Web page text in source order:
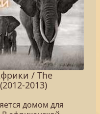
/ The
2013)
домом для